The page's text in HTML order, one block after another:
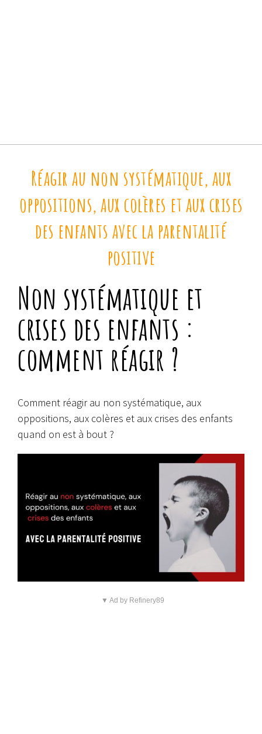
Réagir au non systématique, aux
oppositions, aux colères et aux crises
des enfants avec la parentalité
positive
Non systématique et
crises des enfants :
comment réagir ?
Comment réagir au non systématique, aux
oppositions, aux colères et aux crises des enfants
quand on est à bout ?
▼ Ad by Refinery89